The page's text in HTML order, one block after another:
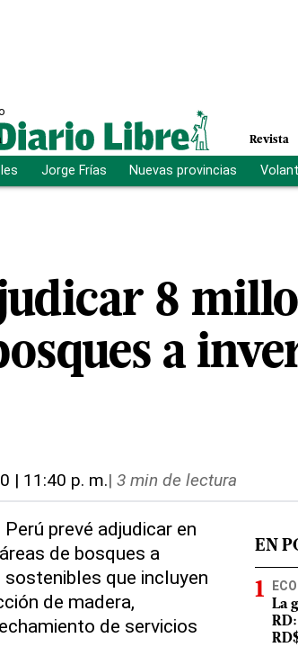
Revista
Jorge Frías Nuevas provincias
8
a
| 11:40 p. m.| 3 min de lectura
prevé adjudicar en
de bosques a
que incluyen
de madera,
de servicios
EN
La